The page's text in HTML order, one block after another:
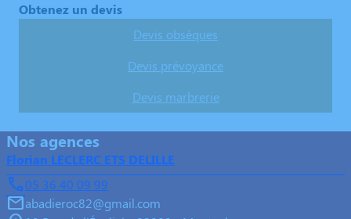
Obtenez un devis
Devis obsèques
Devis prévoyance
Devis marbrerie
Nos agences
Florian LECLERC ETS DELILLE
05 36 40 09 99
abadieroc82@gmail.com